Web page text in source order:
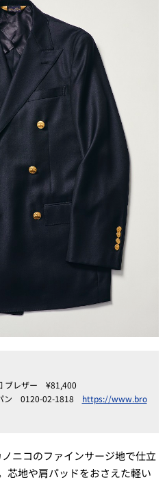
ブレザー ¥81,400
ン 0120-02-1818 https://www.bro
ニコのファインサージ地で仕立
芯地や肩パッドをおさえた軽い